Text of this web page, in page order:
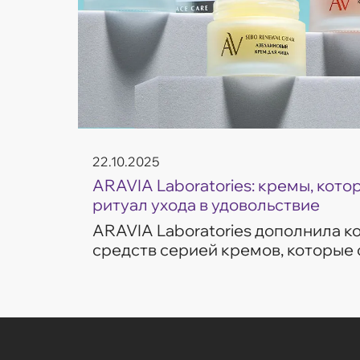
22.10.2025
ARAVIA Laboratories: кремы,
ритуал ухода в удовольствие
ARAVIA Laboratories дополнила
средств серией кремов,